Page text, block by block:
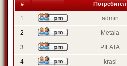
# Потребител
1 admin
2 Metala
3 PILATA
4 krasi